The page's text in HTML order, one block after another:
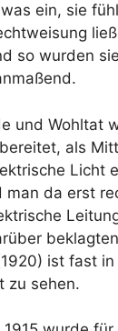
ein, sie
so wurden
und Wohltat
als
Licht
man da erst
ist fast
zu sehen.